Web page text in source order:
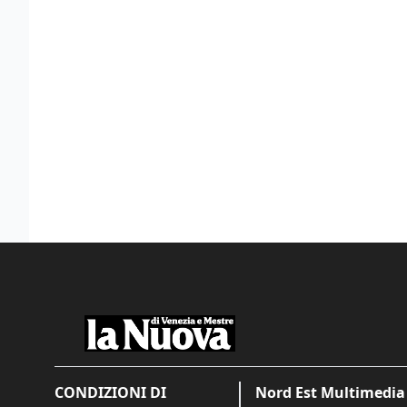
CONDIZIONI DI
Nord Est Multimedia